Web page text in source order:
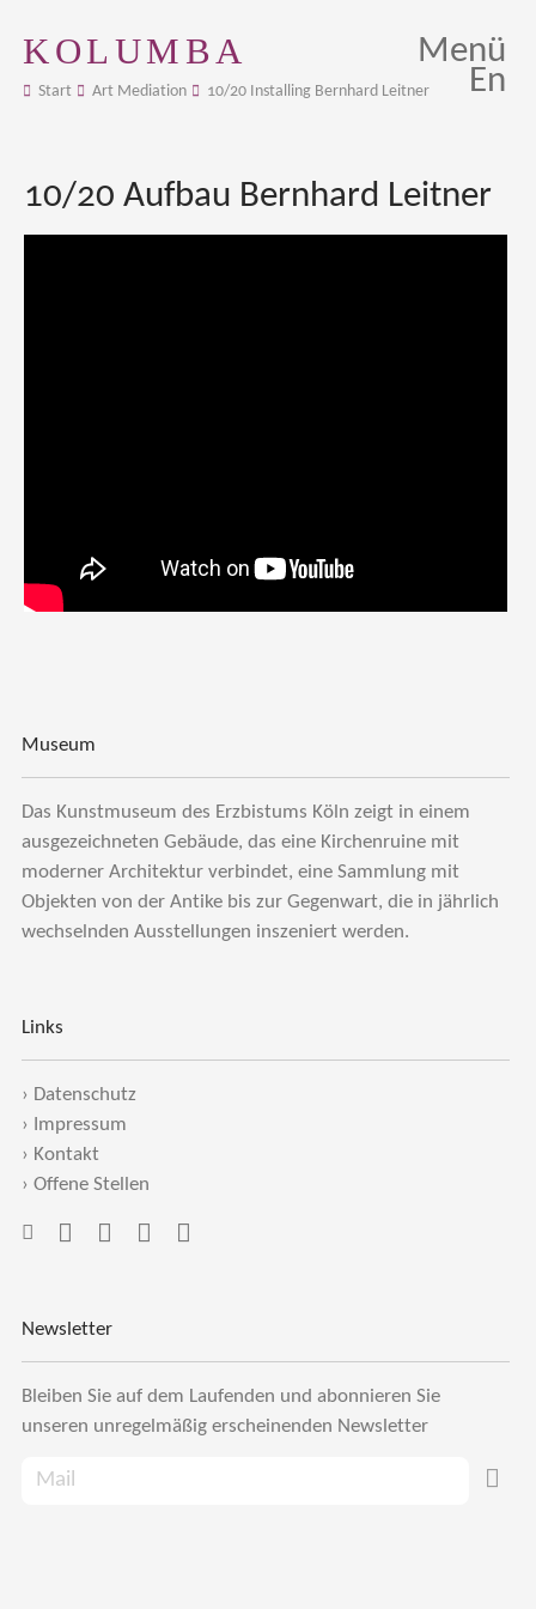
KOLUMBA
Start Art Mediation 10/20 Installing Bernhard Leitner
Menü
En
10/20 Aufbau Bernhard Leitner
Museum
Das Kunstmuseum des Erzbistums Köln zeigt in einem
ausgezeichneten Gebäude, das eine Kirchenruine mit
moderner Architektur verbindet, eine Sammlung mit
Objekten von der Antike bis zur Gegenwart, die in jährlich
wechselnden Ausstellungen inszeniert werden.
Links
› Datenschutz
›
Impressum
› Kontakt
› Offene Stellen
Newsletter
Bleiben Sie auf dem Laufenden und abonnieren Sie
unseren unregelmäßig erscheinenden Newsletter